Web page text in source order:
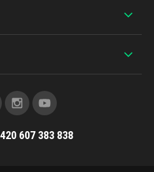
607 383 838